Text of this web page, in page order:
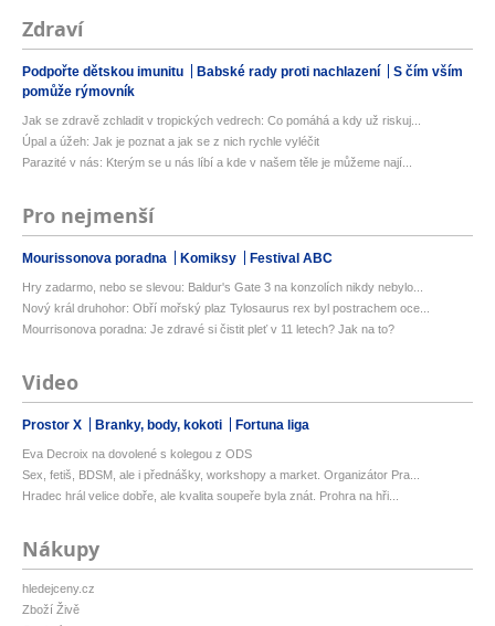
Zdraví
Podpořte dětskou imunitu Babské rady proti nachlazení
S čím vším
pomůže rýmovník
Jak se zdravě zchladit v tropických vedrech: Co pomáhá a kdy už riskuj...
Úpal a úžeh: Jak je poznat a jak se z nich rychle vyléčit
Parazité v nás: Kterým se u nás líbí a kde v našem těle je můžeme nají...
Pro nejmenší
Mourissonova poradna Komiksy Festival ABC
Hry zadarmo, nebo se slevou: Baldur's Gate 3 na konzolích nikdy nebylo...
Nový král druhohor: Obří mořský plaz Tylosaurus rex byl postrachem oce...
Mourrisonova poradna: Je zdravé si čistit pleť v 11 letech? Jak na to?
Video
Prostor X Branky, body, kokoti Fortuna liga
Eva Decroix na dovolené s kolegou z ODS
Sex, fetiš, BDSM, ale i přednášky, workshopy a market. Organizátor Pra...
Hradec hrál velice dobře, ale kvalita soupeře byla znát. Prohra na hři...
Nákupy
hledejceny.cz
Zboží Živě